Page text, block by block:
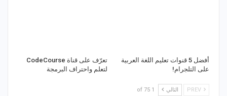
أفضل 5 قنوات تعليم اللغة العربية
على التلجرام!
تعرّف على قناة CodeCourse
لتعلم واحتراف البرمجة
التالي 1 of 75